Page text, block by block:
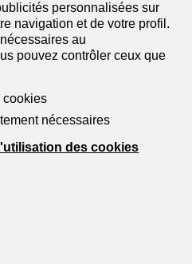
de 2.5
à Crans-
EO5K-841
Switzerland, 3963 Crans-
semaine
personnalisées sur
navigation et de votre profil.
au
pouvez contrôler ceux que
cookies
nécessaires
des cookies